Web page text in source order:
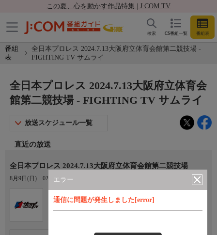
この夏、心を動かす作品特集 | J:COM TV
CS番組一覧 番組表
検索
番組
表
全日本プロレス 2024.7.13大阪府立体育会館第二競技場 -
FIGHTING TV サムライ
エラー
通信に問題が発生しました[error]
全日本プロレス 2024.7.13大阪府立体育会
館第二競技場 - FIGHTING TV サムライ
放送スケジュール一覧
直近の放送
全日本プロレス 2024.7.13大阪府立体育会館第二競技場
8月9日(日) 02:00〜04:00
FIGHTING TV サムライ